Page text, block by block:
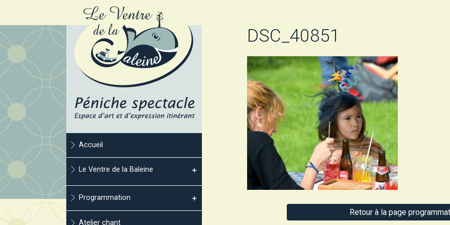
Accueil
Le Ventre de la Baleine
Programmation
Atelier chant
DSC_40851
Retour à la page